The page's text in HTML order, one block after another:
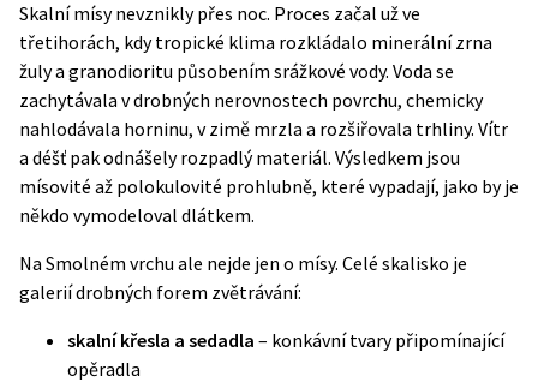
Skalní mísy nevznikly přes noc. Proces začal už ve
třetihorách, kdy tropické klima rozkládalo minerální zrna
žuly a granodioritu působením srážkové vody. Voda se
zachytávala v drobných nerovnostech povrchu, chemicky
nahlodávala horninu, v zimě mrzla a rozšiřovala trhliny. Vítr
a déšť pak odnášely rozpadlý materiál. Výsledkem jsou
mísovité až polokulovité prohlubně, které vypadají, jako by je
někdo vymodeloval dlátkem.
Na Smolném vrchu ale nejde jen o mísy. Celé skalisko je
galerií drobných forem zvětrávání:
skalní křesla a sedadla – konkávní tvary připomínající
opěradla